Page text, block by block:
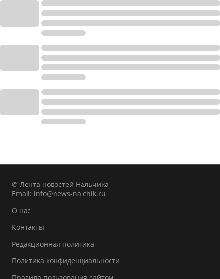
© Лента новостей Нальчика
Email: info@news-nalchik.ru
О нас
Контакты
Редакционная политика
Политика конфиденциальности